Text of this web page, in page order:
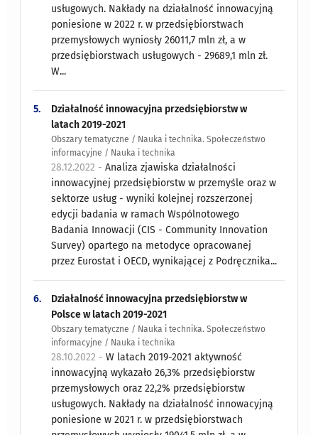
usługowych. Nakłady na działalność innowacyjną
poniesione w 2022 r. w przedsiębiorstwach
przemysłowych wyniosły 26011,7 mln zł, a w
przedsiębiorstwach usługowych - 29689,1 mln zł.
W...
5.
Działalność innowacyjna przedsiębiorstw w
latach 2019-2021
Obszary tematyczne / Nauka i technika. Społeczeństwo
informacyjne / Nauka i technika
28.12.2022 -Analiza zjawiska działalności
innowacyjnej przedsiębiorstw w przemyśle oraz w
sektorze usług - wyniki kolejnej rozszerzonej
edycji badania w ramach Wspólnotowego
Badania Innowacji (CIS - Community Innovation
Survey) opartego na metodyce opracowanej
przez Eurostat i OECD, wynikającej z Podręcznika...
6.
Działalność innowacyjna przedsiębiorstw w
Polsce w latach 2019-2021
Obszary tematyczne / Nauka i technika. Społeczeństwo
informacyjne / Nauka i technika
28.10.2022 -W latach 2019-2021 aktywność
innowacyjną wykazało 26,3% przedsiębiorstw
przemysłowych oraz 22,2% przedsiębiorstw
usługowych. Nakłady na działalność innowacyjną
poniesione w 2021 r. w przedsiębiorstwach